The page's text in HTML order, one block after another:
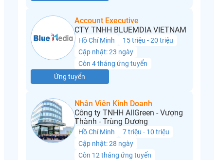
Account Executive
CTY TNHH BLUEMDIA VIETNAM
Hồ Chí Minh
15 triệu - 20 triệu
Cập nhật: 23 ngày
Còn 4 tháng ứng tuyển
Ứng tuyển
Nhân Viên Kinh Doanh
Công ty TNHH AllGreen - Vượng
Thành - Trùng Dương
Hồ Chí Minh
7 triệu - 10 triệu
Cập nhật: 28 ngày
Còn 12 tháng ứng tuyển